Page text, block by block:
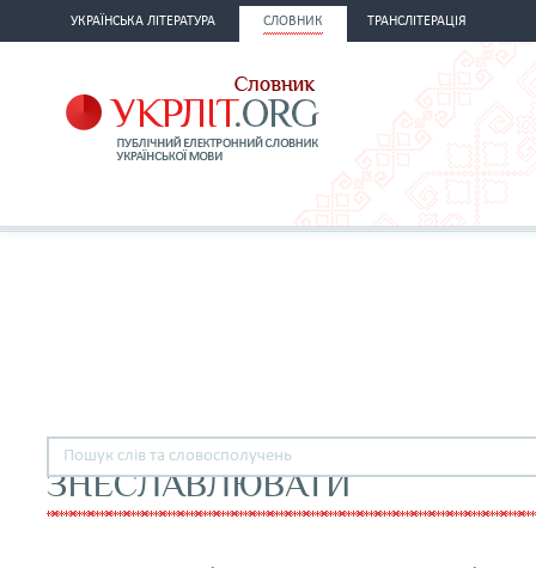
УКРАЇНСЬКА ЛІТЕРАТУРА СЛОВНИК ТРАНСЛІТЕРАЦІЯ
ЗНЕСЛАВЛЮВАТИ